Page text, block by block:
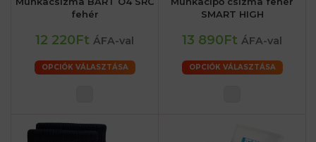
fehér
12 220Ft ÁFA-val
OPCIÓK VÁLASZTÁSA
SMART HIGH
13 890Ft ÁFA-val
OPCIÓK VÁLASZTÁSA